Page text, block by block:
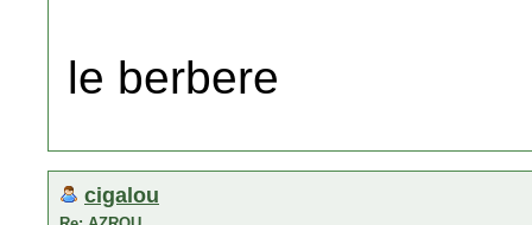
le berbere
cigalou